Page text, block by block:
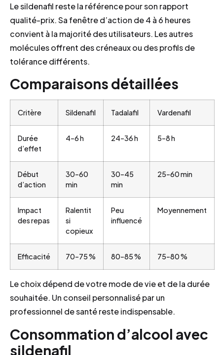
Le sildenafil reste la référence pour son rapport
qualité-prix. Sa fenêtre d’action de 4 à 6 heures
convient à la majorité des utilisateurs. Les autres
molécules offrent des créneaux ou des profils de
tolérance différents.
Comparaisons détaillées
Critère Sildenafil Tadalafil Vardenafil
Durée
d’effet
4–6 h 24–36 h 5–8 h
Début
d’action
30–60
min
30–45
min
25–60 min
Impact
des repas
Ralentit
si
copieux
Peu
influencé
Moyennement
Efficacité 70–75 % 80–85 % 75–80 %
Le choix dépend de votre mode de vie et de la durée
souhaitée. Un conseil personnalisé par un
professionnel de santé reste indispensable.
Consommation d’alcool avec
sildenafil